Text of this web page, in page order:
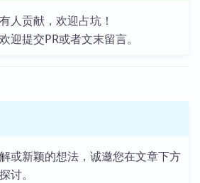
人贡献，欢迎占坑！
迎提交PR或者文末留言。
或新颖的想法，诚邀您在文章下方
讨。